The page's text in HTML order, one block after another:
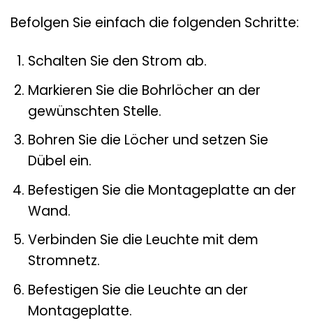
Befolgen Sie einfach die folgenden Schritte:
Schalten Sie den Strom ab.
Markieren Sie die Bohrlöcher an der
gewünschten Stelle.
Bohren Sie die Löcher und setzen Sie
Dübel ein.
Befestigen Sie die Montageplatte an der
Wand.
Verbinden Sie die Leuchte mit dem
Stromnetz.
Befestigen Sie die Leuchte an der
Montageplatte.